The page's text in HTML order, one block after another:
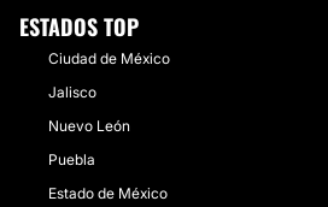
ESTADOS TOP
Ciudad de México
Jalisco
Nuevo León
Puebla
Estado de México